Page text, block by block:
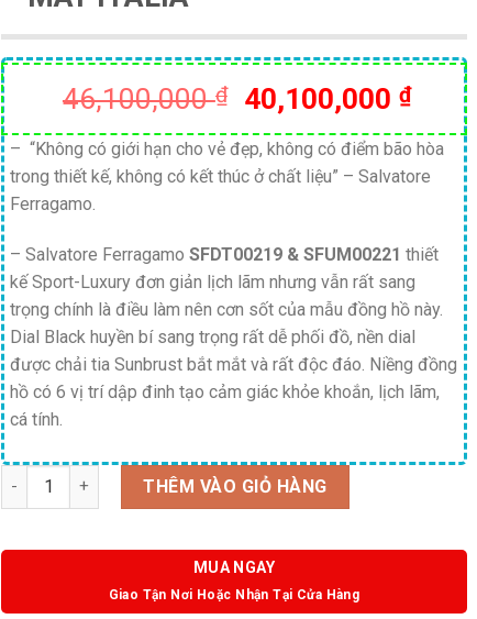
46,100,000₫
Giá
gốc
là:
46,100,000 ₫.
40,100,000 ₫Giá
hiện
tại
là:
– “Không có giới hạn cho vẻ đẹp, không có điểm bão hòa
trong thiết kế, không có kết thúc ở chất liệu” – Salvatore
Ferragamo.
– Salvatore FerragamoSFDT00219 & SFUM00221thiết
kế Sport-Luxury đơn giản lịch lãm nhưng vẫn rất sang
trọng chính là điều làm nên cơn sốt của mẫu đồng hồ này.
Dial Black huyền bí sang trọng rất dễ phối đồ, nền dial
được chải tia Sunbrust bắt mắt và rất độc đáo. Niềng đồng
hồ có 6 vị trí dập đinh tạo cảm giác khỏe khoắn, lịch lãm,
cá tính.
Số lượng THÊM VÀO GIỎ HÀNG
MUA NGAY
Giao Tận Nơi Hoặc Nhận Tại Cửa Hàng